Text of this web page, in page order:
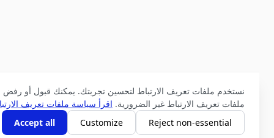
نستخدم ملفات تعريف الارتباط لتحسين تجربتك. يمكنك قبول أو رفض
ملفات تعريف الارتباط غير الضرورية. اقرأ سياسة ملفات تعريف الارتباط
Reject non-essential
Customize
Accept all